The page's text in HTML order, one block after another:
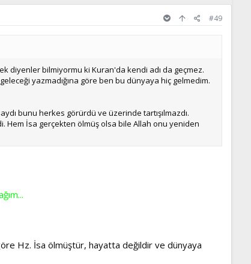
#49
diyenler bilmiyormu ki Kuran'da kendi adı da geçmez.
yazmadığına göre ben bu dünyaya hiç gelmedim.
bunu herkes görürdü ve üzerinde tartışılmazdı.
Hem İsa gerçekten ölmüş olsa bile Allah onu yeniden
Hz. İsa ölmüştür, hayatta değildir ve dünyaya